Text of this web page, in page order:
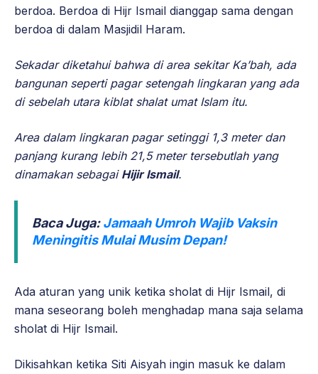
berdoa. Berdoa di Hijr Ismail dianggap sama dengan
berdoa di dalam Masjidil Haram.
Sekadar diketahui bahwa di area sekitar Ka’bah, ada
bangunan seperti pagar setengah lingkaran yang ada
di sebelah utara kiblat shalat umat Islam itu.
Area dalam lingkaran pagar setinggi 1,3 meter dan
panjang kurang lebih 21,5 meter tersebutlah yang
dinamakan sebagai Hijir Ismail.
Baca Juga:Jamaah Umroh Wajib Vaksin
Meningitis Mulai Musim Depan!
Ada aturan yang unik ketika sholat di Hijr Ismail, di
mana seseorang boleh menghadap mana saja selama
sholat di Hijr Ismail.
Dikisahkan ketika Siti Aisyah ingin masuk ke dalam